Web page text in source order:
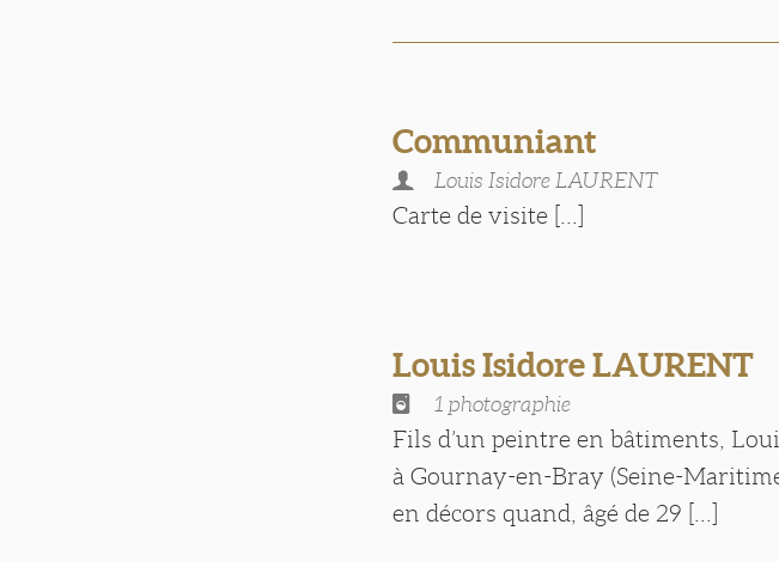
Communiant
Louis Isidore LAURENT
Carte de visite [...]
Louis Isidore LAURENT
1 photographie
Fils d’un peintre en bâtiments,
à Gournay-en-Bray (Seine-
en décors quand, âgé de 29 [...]